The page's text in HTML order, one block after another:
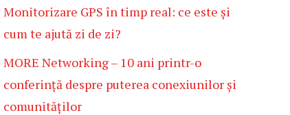
Monitorizare GPS în timp real: ce este și
cum te ajută zi de zi?
MORE Networking – 10 ani printr-o
conferință despre puterea conexiunilor și
comunităților